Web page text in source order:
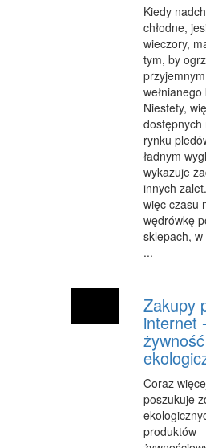
DIETETYKA,
SALONY
SPRZĘT
WEB
Kiedy
chłodne,
wieczory,
tym, by
wełnianego
Niestety,
dostępnych
rynku
ładnym
wykazuje
innych
więc czasu
wędrówkę
sklepach,
...
Zakupy
internet
żywność
Coraz
poszukuje
produktów